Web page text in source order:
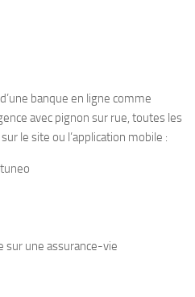
banque en ligne comme
avec pignon sur rue, toutes les
le site ou l’application mobile :
sur une assurance-vie